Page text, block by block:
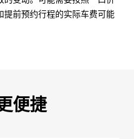
提前预约行程的实际车费可能
便捷